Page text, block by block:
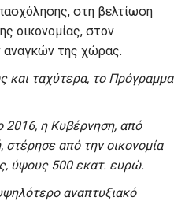
στη βελτίωση
οικονομίας, στον
αναγκών της χώρας.
και ταχύτερα, το Πρόγραμμα
2016, η Κυβέρνηση, από
στέρησε από την οικονομία
ύψους 500 εκατ. ευρώ.
αναπτυξιακό